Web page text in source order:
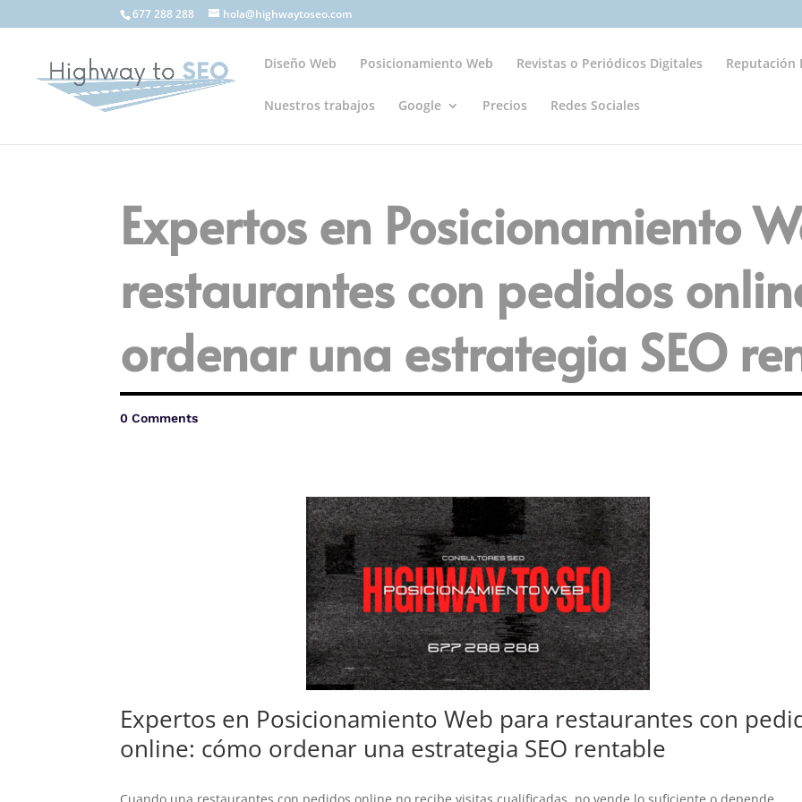
677 288 288 hola@highwaytoseo.com
Diseño Web Posicionamiento Web Revistas o Periódicos Digitales Reputación
Nuestros trabajos Google Precios Redes Sociales
Expertos en Posicionamiento
restaurantes con pedidos
ordenar una estrategia SEO
0 Comments
Expertos en Posicionamiento Web para restaurantes con
online: cómo ordenar una estrategia SEO rentable